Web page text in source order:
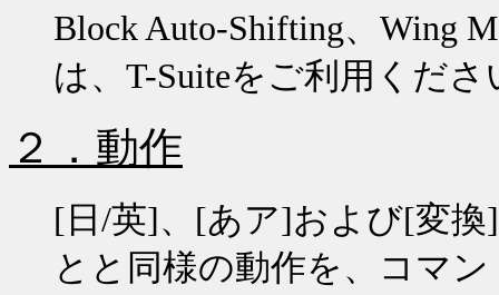
Block Auto-Shifting、 Wing
は、 T-Suiteをご利用くださ
２．動作
[日/英]、[あア]および[変
とと同様の動作を、コマ